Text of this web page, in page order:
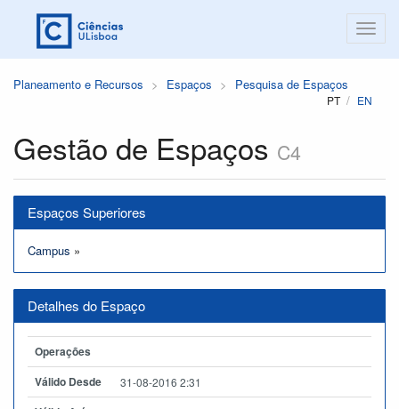
Planeamento e Recursos Espaços Pesquisa de Espaços
PT EN
Gestão de Espaços C4
Espaços Superiores
Campus »
Detalhes do Espaço
Operações
Válido Desde
31-08-2016 2:31